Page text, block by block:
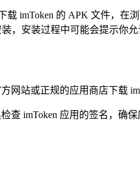
载 imToken 的 APK 文件，
，安装过程中可能会提示你
网站或正规的应用商店下载
查 imToken 应用的签名，确保